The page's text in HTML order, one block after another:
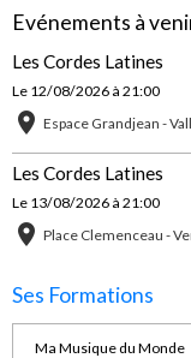
Evénements à
Les Cordes Latines
Le 12/08/2026 à 21:00
Espace Grandjean -
Les Cordes Latines
Le 13/08/2026 à 21:00
Place Clemenceau -
Ses Formations
Ma Musique du Monde